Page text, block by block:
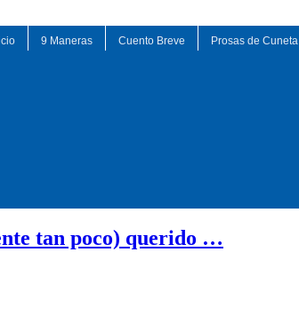
9 Maneras Cuento Breve Prosas de Cuneta
tan poco) querido …